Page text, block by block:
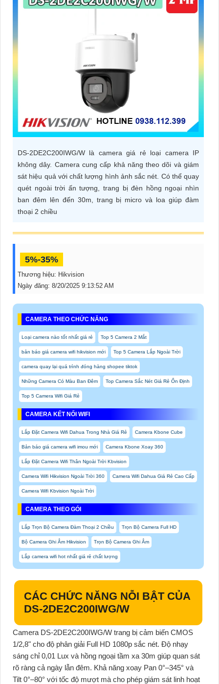
PHỤ
CAMERA
VẤN
VỤDS-2DE2C200IWG/W là camera giá rẻ loại camera IP
không dây. Camera cung cấp khả năng theo dõi và giám
sát hiệu quả với chất lượng hình ảnh sắc nét. Có thể quay
quét ngoài trời ấn tượng, trang bị đèn hồng ngoại nhìn
ban đêm lên đến 30m, trang bị micro và loa giúp đàm
thoại 2 chiều
5%-35%
Thương hiệu: Hikvision
Ngày đăng: 8/20/2025 9:13:52 AM
CAMERA THEO CHỨC NĂNG
Loại camera nào tốt nhất giá rẻ Top 5 Camera 2 Mắt
bản báo giá camera wifi hikvision mới Top 5 Camera Lắp Ngoài Trời
camera quay lại quá trình đóng hàng shopee tiktok
Những Camera Có Màu Ban Đêm Top Camera Sắc Nét Giá Rẻ Ổn Định
Top 5 Camera Wifi Giá Rẻ
CAMERA KẾT NỐI WIFI
Lắp Đặt Camera Wifi Dahua Trong Nhà Giá Rẻ Camera Kbone Cube
Bản báo giá camera wifi imou mới Camera Kbone Xoay 360
Lắp Đặt Camera Wifi Thân Ngoài Trời Kbvision
Camera Wifi Hikvision Ngoài Trời 360 Camera Wifi Dahua Giá Rẻ Cao Cấp
Camera Wifi Kbvision Ngoài Trời
CAMERA THEO GÓI
Lắp Trọn Bộ Camera Đàm Thoại 2 Chiều Trọn Bộ Camera Full HD
Bộ Camera Ghi Âm Hikvision Trọn Bộ Camera Ghi Âm
Lắp camera wifi hot nhất giá rẻ chất lượng
CÁC CHỨC NĂNG NỖI BẬT CỦA
DS-2DE2C200IWG/W
Camera DS-2DE2C200IWG/W trang bị cảm biến CMOS
1/2,8" cho độ phân giải Full HD 1080p sắc nét. Độ nhạy
sáng chỉ 0,01 Lux và hồng ngoại tầm xa 30m giúp quan sát
rõ ràng cả ngày lẫn đêm. Khả năng xoay Pan 0°–345° và
Tilt 0°–80° với tốc độ mượt mà cho phép giám sát linh hoạt